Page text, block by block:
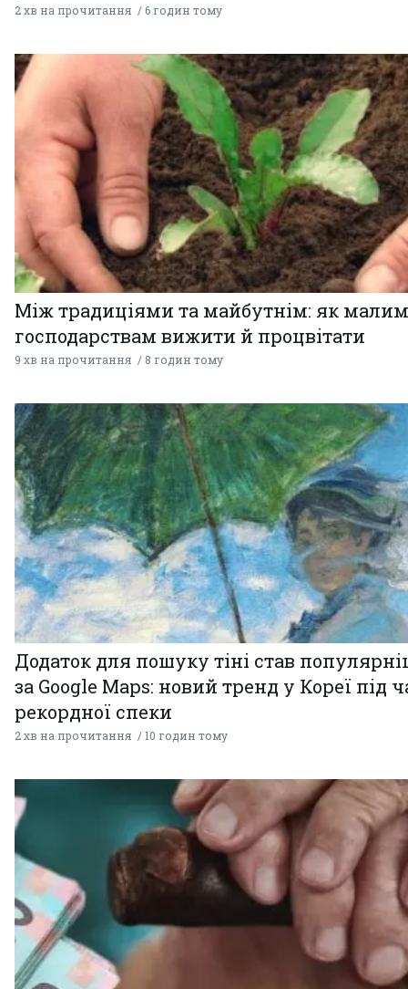
2 хв на прочитання 6 годин тому
Між традиціями та майбутнім: як малим
господарствам вижити й процвітати
9 хв на прочитання 8 годин тому
Додаток для пошуку тіні став
за Google Maps: новий тренд у Кореї під
рекордної спеки
2 хв на прочитання 10 годин тому